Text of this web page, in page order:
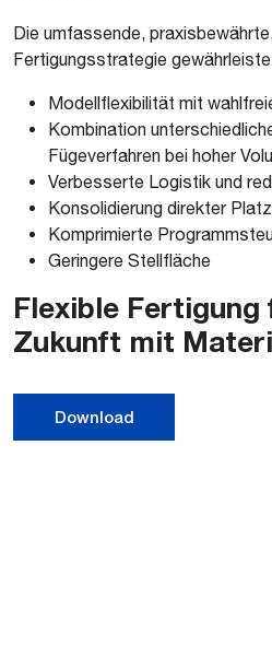
Die umfassende,
Fertigungsstrategie
Modellflexibilität mit
Kombination
Fügeverfahren bei hoher
Verbesserte Logistik und
Konsolidierung direkter
Komprimierte
Geringere Stellfläche
Flexible Fertigung
Zukunft mit
Download